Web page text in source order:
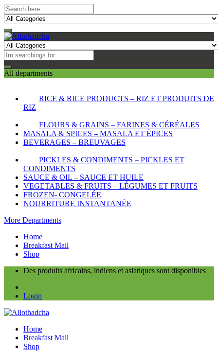
All departments
RICE & RICE PRODUCTS – RIZ ET PRODUITS DE
RIZ
FLOURS & GRAINS – FARINES & CÉRÉALES
MASALA & SPICES – MASALA ET ÉPICES
BEVERAGES – BREUVAGES
PICKLES & CONDIMENTS – PICKLES ET
CONDIMENTS
SAUCE & OIL – SAUCE ET HUILE
VEGETABLES & FRUITS – LÉGUMES ET FRUITS
FROZEN- CONGELÉE
NOURRITURE INSTANTANÉE
More Departments
Home
Breakfast Mail
Shop
Des produits africains, indiens et asiatiques sont disponibles
Login
Home
Breakfast Mail
Shop